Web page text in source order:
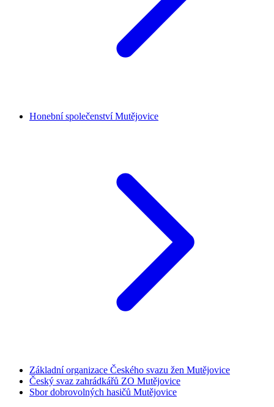
Honební společenství Mutějovice
Základní organizace Českého svazu žen Mutějovice
Český svaz zahrádkářů ZO Mutějovice
Sbor dobrovolných hasičů Mutějovice